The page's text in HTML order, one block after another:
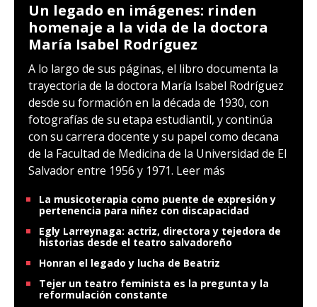
Un legado en imágenes: rinden
homenaje a la vida de la doctora
María Isabel Rodríguez
A lo largo de sus páginas, el libro documenta la
trayectoria de la doctora María Isabel Rodríguez
desde su formación en la década de 1930, con
fotografías de su etapa estudiantil, y continúa
con su carrera docente y su papel como decana
de la Facultad de Medicina de la Universidad de El
Salvador entre 1956 y 1971. Leer más
La musicoterapia como puente de expresión y
pertenencia para niñez con discapacidad
Egly Larreynaga: actriz, directora y tejedora de
historias desde el teatro salvadoreño
Honran el legado y lucha de Beatriz
Tejer un teatro feminista es la pregunta y la
reformulación constante